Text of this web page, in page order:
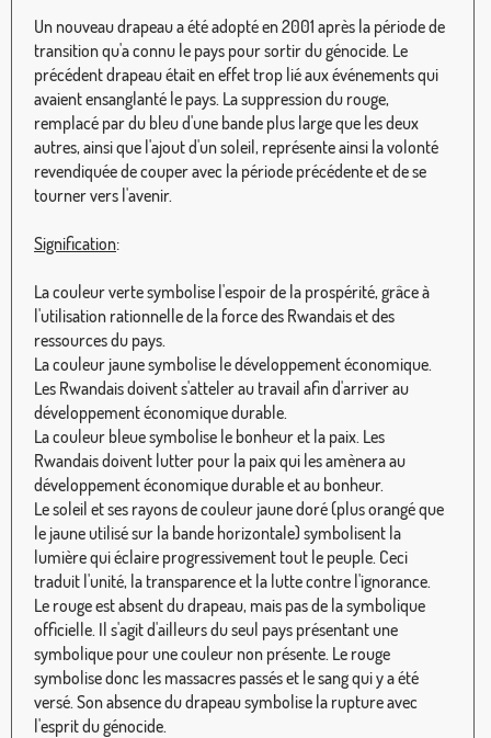
Un nouveau drapeau a été adopté en 2001 après la période de
transition qu'a connu le pays pour sortir du génocide. Le
précédent drapeau était en effet trop lié aux événements qui
avaient ensanglanté le pays. La suppression du rouge,
remplacé par du bleu d'une bande plus large que les deux
autres, ainsi que l'ajout d'un soleil, représente ainsi la volonté
revendiquée de couper avec la période précédente et de se
tourner vers l'avenir.
Signification:
La couleur verte symbolise l'espoir de la prospérité, grâce à
l'utilisation rationnelle de la force des Rwandais et des
ressources du pays.
La couleur jaune symbolise le développement économique.
Les Rwandais doivent s'atteler au travail afin d'arriver au
développement économique durable.
La couleur bleue symbolise le bonheur et la paix. Les
Rwandais doivent lutter pour la paix qui les amènera au
développement économique durable et au bonheur.
Le soleil et ses rayons de couleur jaune doré (plus orangé que
le jaune utilisé sur la bande horizontale) symbolisent la
lumière qui éclaire progressivement tout le peuple. Ceci
traduit l'unité, la transparence et la lutte contre l'ignorance.
Le rouge est absent du drapeau, mais pas de la symbolique
officielle. Il s'agit d'ailleurs du seul pays présentant une
symbolique pour une couleur non présente. Le rouge
symbolise donc les massacres passés et le sang qui y a été
versé. Son absence du drapeau symbolise la rupture avec
l'esprit du génocide.